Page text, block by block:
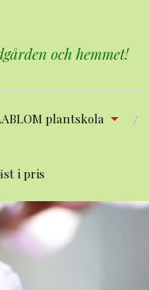
och hemmet!
plantskola
i pris